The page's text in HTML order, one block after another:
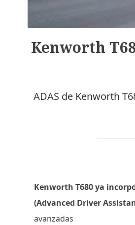
Kenworth
ADAS de Kenworth
Kenworth T680 ya
(Advanced Driver
avanzadas